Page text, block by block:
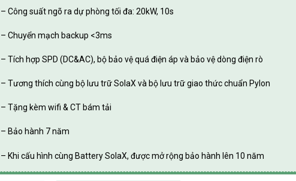
– Công suất ngõ ra dự phòng tối đa: 20kW, 10s
– Chuyển mạch backup <3ms
– Tích hợp SPD (DC&AC), bộ bảo vệ quá điện áp và bảo vệ dòng điện rò
– Tương thích cùng bộ lưu trữ SolaX và bộ lưu trữ giao thức chuẩn Pylon
– Tặng kèm wifi & CT bám tải
– Bảo hành 7 năm
– Khi cấu hình cùng Battery SolaX, được mở rộng bảo hành lên 10 năm